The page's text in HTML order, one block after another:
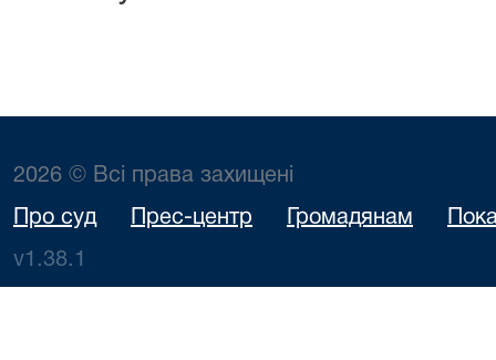
2026 © Всі права захищені
Про суд Прес-центр Громадянам
v1.38.1